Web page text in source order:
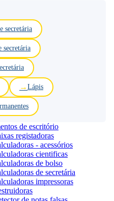
secretária
secretária
Lápis
de escritório
registadoras
- acessórios
cientificas
de bolso
de secretária
impressoras